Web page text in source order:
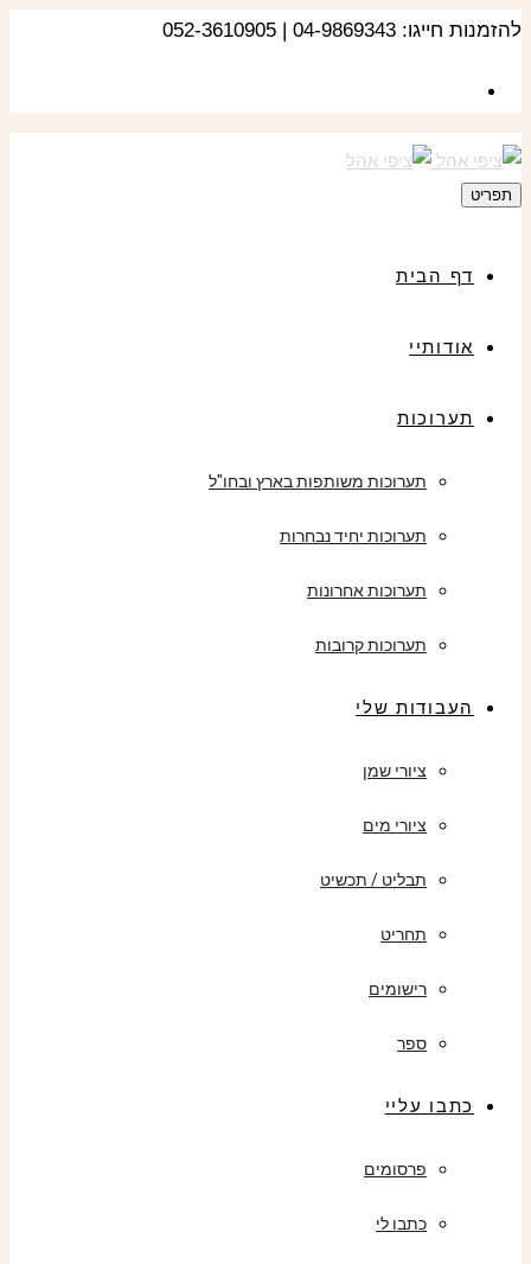
להזמנות חייגו: 04-9869343 | 052-3610905
תפריט
דף הבית
אודותיי
תערוכות
תערוכות משותפות בארץ ובחו"ל
תערוכות יחיד נבחרות
תערוכות אחרונות
תערוכות קרובות
העבודות שלי
ציורי שמן
ציורי מים
תבליט / תכשיט
תחריט
רישומים
ספר
כתבו עליי
פרסומים
כתבו לי